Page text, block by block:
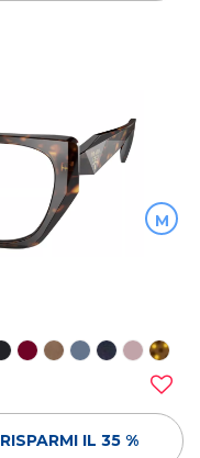
M
RISPARMI IL 35 %